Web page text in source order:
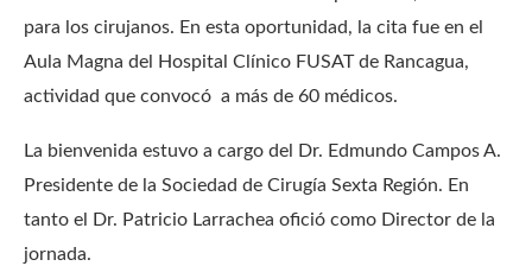
para los cirujanos. En esta oportunidad, la cita fue en el
Aula Magna del Hospital Clínico FUSAT de Rancagua,
actividad que convocó a más de 60 médicos.
La bienvenida estuvo a cargo del Dr. Edmundo Campos A.
Presidente de la Sociedad de Cirugía Sexta Región. En
tanto el Dr. Patricio Larrachea ofició como Director de la
jornada.